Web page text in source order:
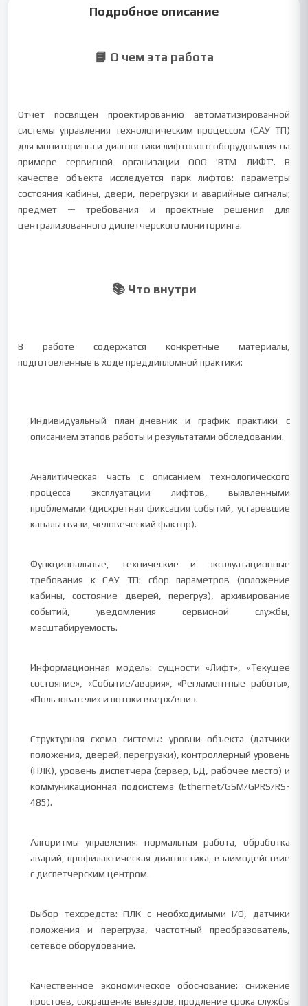
Подробное описание
📘 О чем эта работа
Отчет посвящен проектированию автоматизированной
системы управления технологическим процессом (САУ ТП)
для мониторинга и диагностики лифтового оборудования на
примере сервисной организации ООО 'ВТМ ЛИФТ'. В
качестве объекта исследуется парк лифтов: параметры
состояния кабины, двери, перегрузки и аварийные сигналы;
предмет — требования и проектные решения для
централизованного диспетчерского мониторинга.
📚 Что внутри
В работе содержатся конкретные материалы,
подготовленные в ходе преддипломной практики:
Индивидуальный план-дневник и график практики с
описанием этапов работы и результатами обследований.
Аналитическая часть с описанием технологического
процесса эксплуатации лифтов, выявленными
проблемами (дискретная фиксация событий, устаревшие
каналы связи, человеческий фактор).
Функциональные, технические и эксплуатационные
требования к САУ ТП: сбор параметров (положение
кабины, состояние дверей, перегруз), архивирование
событий, уведомления сервисной службы,
масштабируемость.
Информационная модель: сущности «Лифт», «Текущее
состояние», «Событие/авария», «Регламентные работы»,
«Пользователи» и потоки вверх/вниз.
Структурная схема системы: уровни объекта (датчики
положения, дверей, перегрузки), контроллерный уровень
(ПЛК), уровень диспетчера (сервер, БД, рабочее место) и
коммуникационная подсистема (Ethernet/GSM/GPRS/RS-
485).
Алгоритмы управления: нормальная работа, обработка
аварий, профилактическая диагностика, взаимодействие
с диспетчерским центром.
Выбор техсредств: ПЛК с необходимыми I/O, датчики
положения и перегруза, частотный преобразователь,
сетевое оборудование.
Качественное экономическое обоснование: снижение
простоев, сокращение выездов, продление срока службы